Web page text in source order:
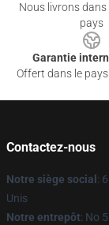
Nous livrons dans
pays
Garantie
Offert dans le
Contactez-nous
Notre siège social :
Unis
Notre entrepôt: No